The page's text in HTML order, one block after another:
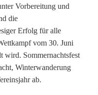
Vorbereitung und
die
Erfolg für alle
vom 30. Juni
wird. Sommernachtsfest
Winterwanderung
ab.